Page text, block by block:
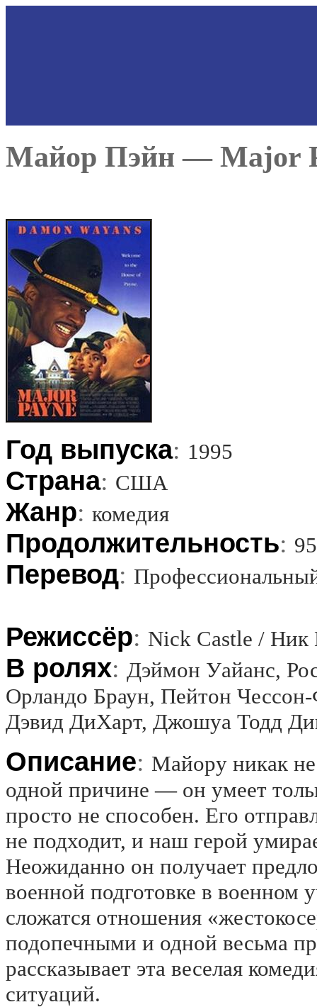
Майор Пэйн — Major
Год выпуска: 1995
Страна: США
Жанр: комедия
Продолжительность:
Перевод:
Режиссёр: Nick Castle / Ник
В ролях: Дэймон Уайанс,
Орландо Браун, Пейтон
Дэвид ДиХарт, Джошуа Тодд
Описание: Майору никак не
одной причине — он умеет
просто не способен. Его
не подходит, и наш герой
Неожиданно он получает
военной подготовке в военном
сложатся отношения
подопечными и одной весьма
рассказывает эта веселая
ситуаций.